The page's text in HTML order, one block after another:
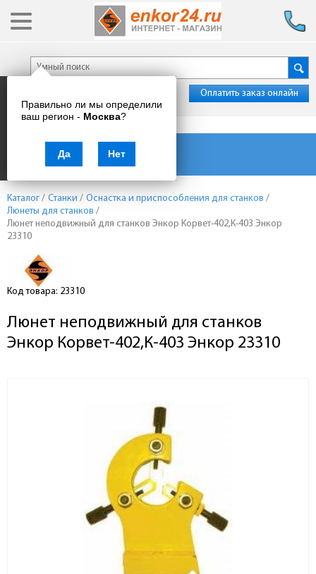
Правильно ли мы определили
ваш регион - Москва?
Да Нет
Оплатить заказ онлайн
Каталог товаров
Каталог / Станки / Оснастка и приспособления для станков /
Люнеты для станков /
Люнет неподвижный для станков Энкор Корвет-402,К-403 Энкор
23310
Код товара: 23310
Люнет неподвижный для станков
Энкор Корвет-402,К-403 Энкор 23310